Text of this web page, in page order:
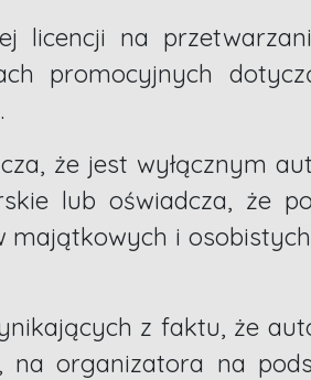
licencji na
promocyjnych
że jest wyłącznym
lub oświadcza, że
majątkowych i
z faktu, że
na organizatora na